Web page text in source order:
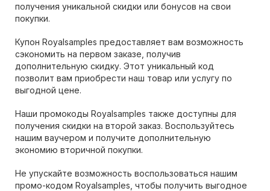
получения уникальной скидки или бонусов на свои
покупки.
Купон Royalsamples предоставляет вам возможность
сэкономить на первом заказе, получив
дополнительную скидку. Этот уникальный код
позволит вам приобрести наш товар или услугу по
выгодной цене.
Наши промокоды Royalsamples также доступны для
получения скидки на второй заказ. Воспользуйтесь
нашим ваучером и получите дополнительную
экономию вторичной покупки.
Не упускайте возможность воспользоваться нашим
промо-кодом Royalsamples, чтобы получить выгодное